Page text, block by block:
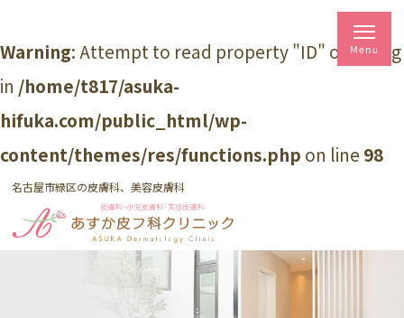
Warning: Attempt to read property "ID" on string
in /home/t817/asuka-
hifuka.com/public_html/wp-
content/themes/res/functions.php on line 98
名古屋市緑区の皮膚科、美容皮膚科